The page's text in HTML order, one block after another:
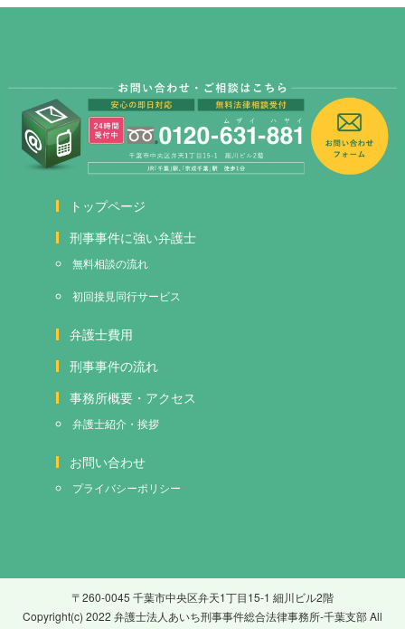
トップページ
刑事事件に強い弁護士
無料相談の流れ
初回接見同行サービス
弁護士費用
刑事事件の流れ
事務所概要・アクセス
弁護士紹介・挨拶
お問い合わせ
プライバシーポリシー
〒260-0045 千葉市中央区弁天1丁目15-1 細川ビル2階
Copyright(c) 2022 弁護士法人あいち刑事事件総合法律事務所-千葉支部 All